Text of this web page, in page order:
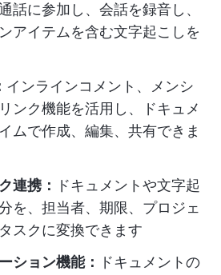
話に参加し、会話を録音し、
アイテムを含む文字起こしを
インラインコメント、メンシ
ンク機能を活用し、ドキュメ
ムで作成、編集、共有できま
連携：
ドキュメントや文字起
を、担当者、期限、プロジェ
スクに変換できます
ション機能：
ドキュメントの